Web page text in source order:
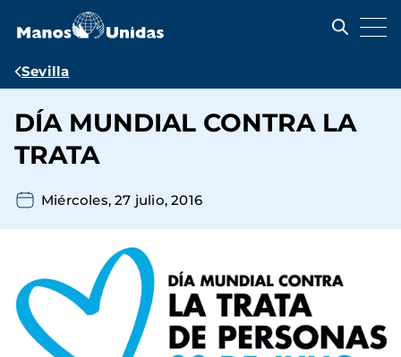
contenido
Ruta
navegación
Sevilla
DÍA MUNDIAL CONTRA LA
TRATA
Miércoles, 27 julio, 2016